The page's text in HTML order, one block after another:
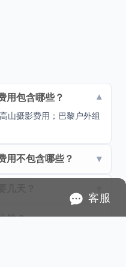
用包含哪些？ ▾
山摄影费用；巴黎户外组
用不包含哪些？ ▾
钱？ ▾
客服